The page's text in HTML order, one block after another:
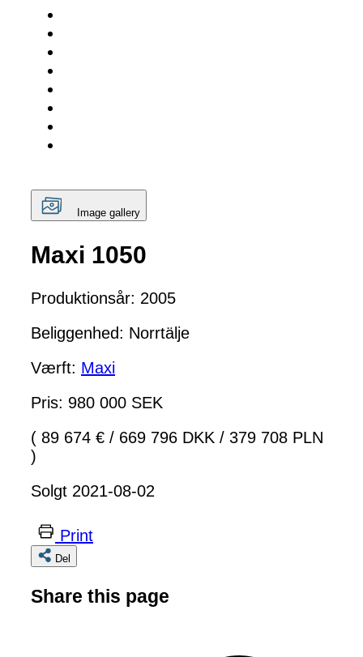
Image gallery
Maxi 1050
Produktionsår: 2005
Beliggenhed: Norrtälje
Værft: Maxi
Pris: 980 000 SEK
( 89 674 € / 669 796 DKK / 379 708 PLN
)
Solgt 2021-08-02
Print
Del
Share this page